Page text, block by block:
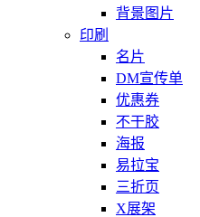
背景图片
印刷
名片
DM宣传单
优惠券
不干胶
海报
易拉宝
三折页
X展架